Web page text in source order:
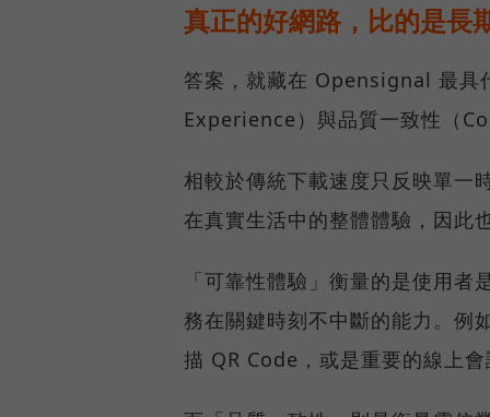
真正的好網路，比的是長
答案，就藏在 Opensignal 最
Experience）與品質一致性（
相較於傳統下載速度只反映單一
在真實生活中的整體體驗，因此
「可靠性體驗」衡量的是使用
務在關鍵時刻不中斷的能力。例
描 QR Code，或是重要的線上